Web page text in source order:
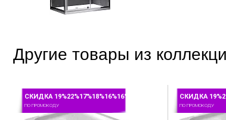
Другие товары из
СКИДКА 19%22%17%18%16%16%
ПО ПРОМОКОДУ
СКИДКА
ПО ПРОМОКОДУ